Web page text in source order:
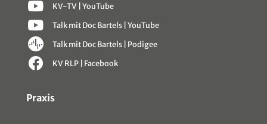
Sitemap
Praxis
KV-TV | YouTube
Talk mit Doc Bartels | YouTube
Talk mit Doc Bartels | Podigee
KV RLP | Facebook